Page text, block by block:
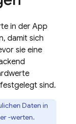
in der App
damit sich
sie eine
sind.
Daten in
-werten.